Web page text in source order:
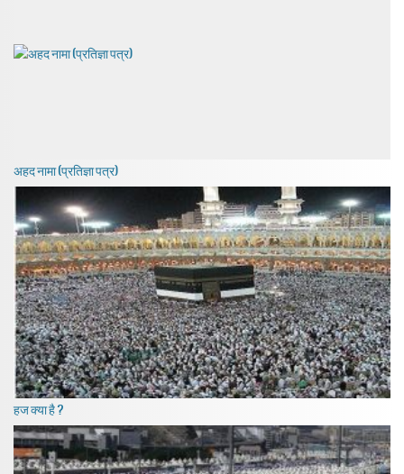
अहद नामा (प्रतिज्ञा पत्र)
हज क्या है ?